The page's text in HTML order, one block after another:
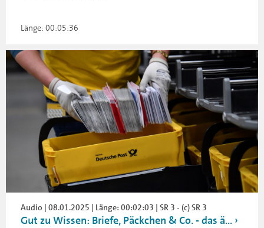
Länge: 00:05:36
Audio | 08.01.2025 | Länge: 00:02:03 | SR 3 - (c) SR 3
Gut zu Wissen: Briefe, Päckchen & Co. - das ä...